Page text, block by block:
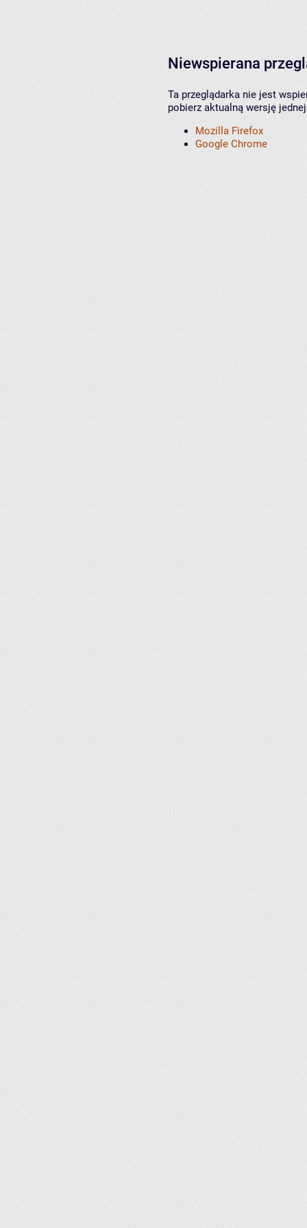
Niewspierana
Ta przeglądarka nie jest
pobierz aktualną wersję
Mozilla Firefox
Google Chrome